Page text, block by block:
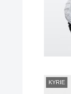
KYRIE